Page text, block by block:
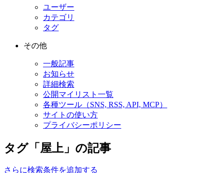
ユーザー
カテゴリ
タグ
その他
一般記事
お知らせ
詳細検索
公開マイリスト一覧
各種ツール（SNS, RSS, API, MCP）
サイトの使い方
プライバシーポリシー
タグ「屋上」の記事
さらに検索条件を追加する